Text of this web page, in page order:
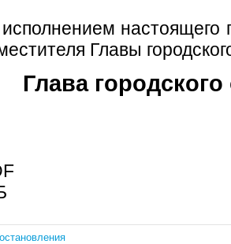
настоящего
Главы
Глава городского